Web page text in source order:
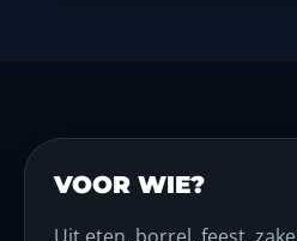
VOOR WIE?